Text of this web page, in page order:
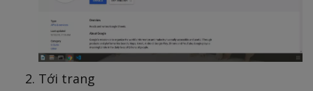
Tới trang